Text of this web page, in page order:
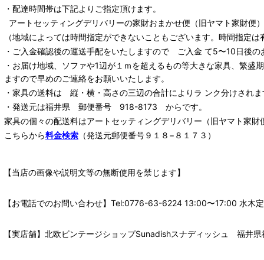
・配達時間帯は下記よりご指定頂けます。
アートセッティングデリバリーの家財おまかせ便 （旧ヤマト家財便
（地域によっては時間指定ができないこともございます。時間指定
・ご入金確認後の運送手配をいたしますので ご入金 て5〜10日後の
・お届け地域、ソファや1辺が１ｍを超えるもの等大きな家具、繁
ますので早めのご連絡をお願いいたします。
・家具の送料は 縦・横・高さの三辺の合計によりラ ンク分けされま
・発送元は福井県 郵便番号 918-8173 からです。
家具の個々の配送料はアートセッティングデリバリー （旧ヤマト家財
こちらから料金検索 （発送元郵便番号９１８−８１７３）
【当店の画像や説明文等の無断使用を禁じます】
【お電話でのお問い合わせ】Tel:0776-63-6224 13:00〜17:00 水木
【実店舗】北欧ビンテージショップSunadishスナディッシュ 福井